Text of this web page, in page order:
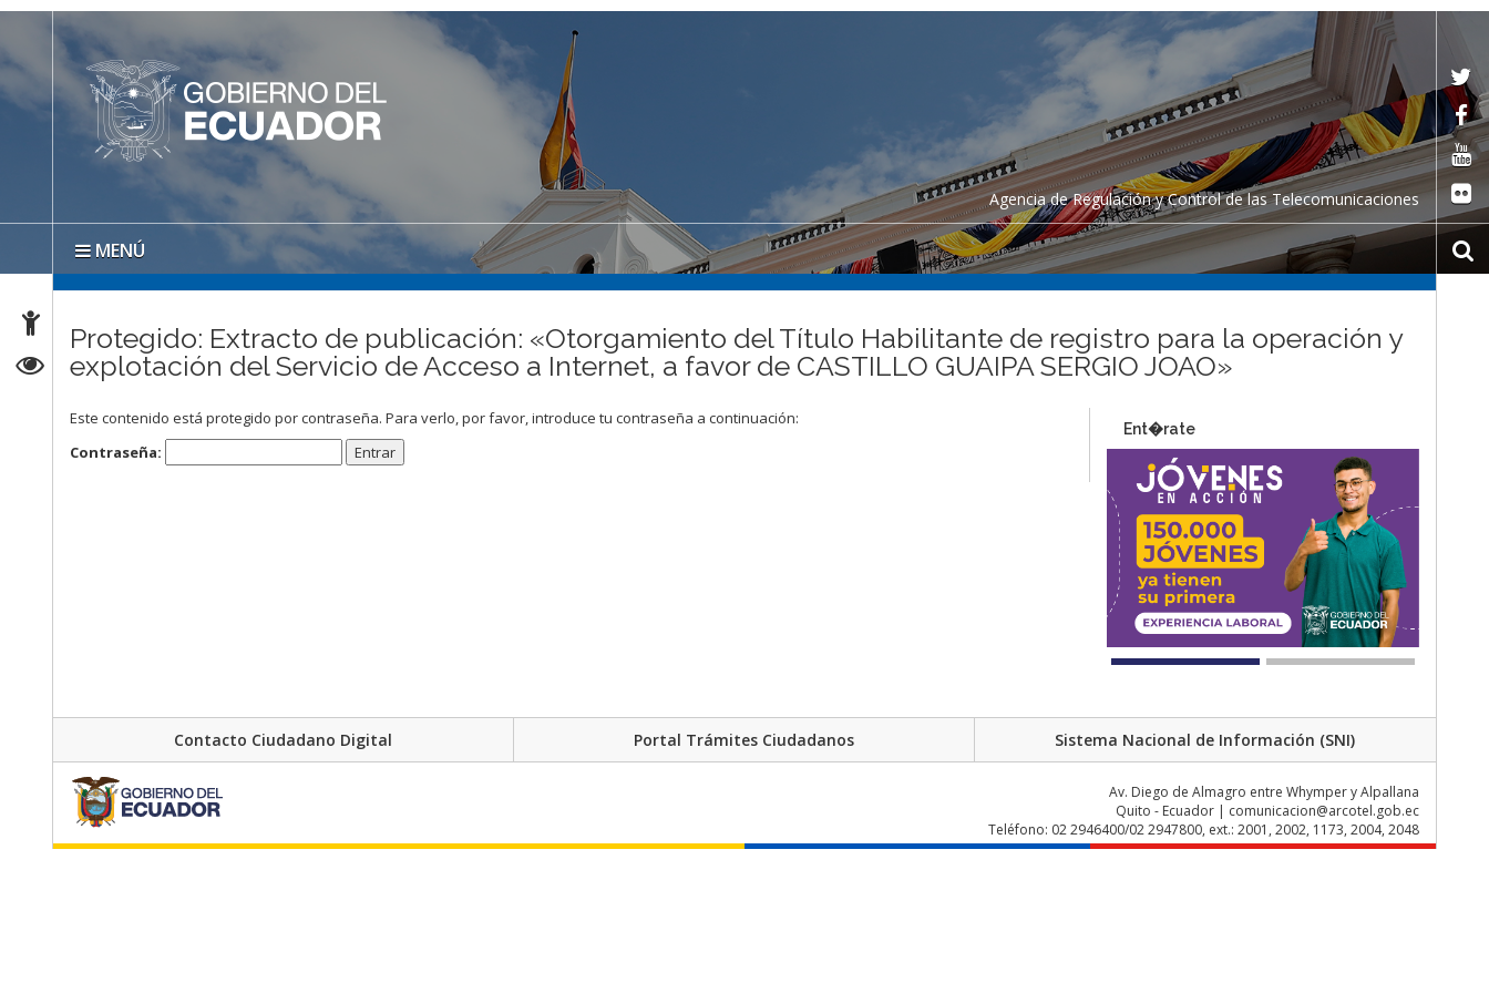
Agencia de Regulación y Control de las Telecomunicaciones
MENÚ
Protegido: Extracto de publicación: «Otorgamiento del Título Habilitante de registro para la operación y
explotación del Servicio de Acceso a Internet, a favor de CASTILLO GUAIPA SERGIO JOAO»
Este contenido está protegido por contraseña. Para verlo, por favor, introduce tu contraseña a continuación:
Contraseña:
Ent�rate
Contacto Ciudadano Digital Portal Trámites Ciudadanos Sistema Nacional de Información (SNI)
Av. Diego de Almagro entre Whymper y Alpallana
Quito - Ecuador | comunicacion@arcotel.gob.ec
Teléfono: 02 2946400/02 2947800, ext.: 2001, 2002, 1173, 2004, 2048